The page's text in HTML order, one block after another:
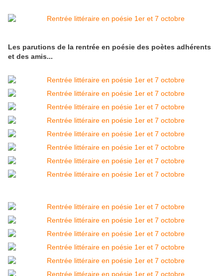
Les parutions de la rentrée en poésie des poètes adhérents
et des amis...